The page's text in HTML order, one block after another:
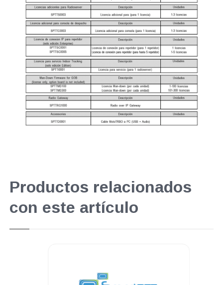
Productos relacionados
con este artículo